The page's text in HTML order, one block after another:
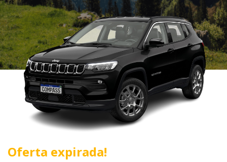
Oferta expirada!